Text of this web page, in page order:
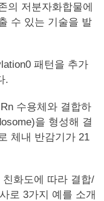
의 저분자화합물에
수 있는 기술을 발
패턴을 추가
.
수용체와 결합하
을 형성해 결
체내 반감기가 21
화도에 따라 결합/
로 3가지 예를 소개